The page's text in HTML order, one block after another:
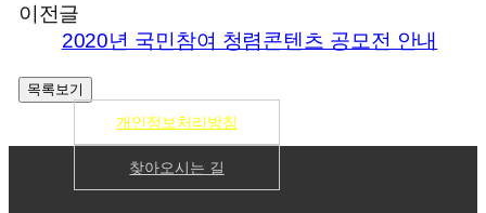
이전글
2020년 국민참여 청렴콘텐츠 공모전 안내
개인정보처리방침
찾아오시는 길